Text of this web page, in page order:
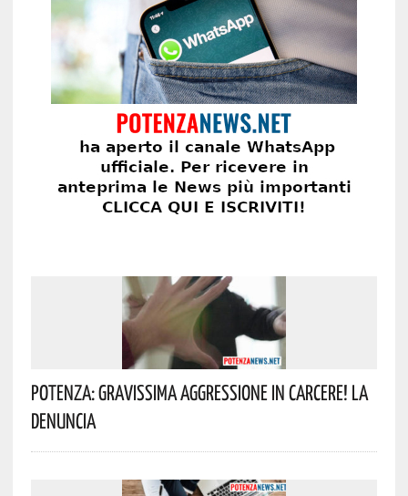
Potenza: Gravissima Aggressione In Carcere! La
Denuncia